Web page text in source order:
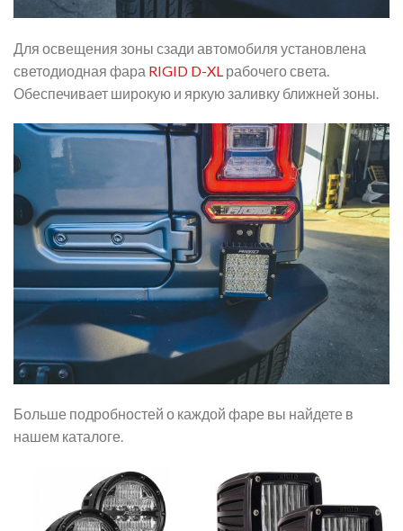
Для освещения зоны сзади автомобиля установлена
светодиодная фара RIGID D-XL рабочего света.
Обеспечивает широкую и яркую заливку ближней зоны.
Больше подробностей о каждой фаре вы найдете в
нашем каталоге.